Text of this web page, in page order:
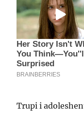
Trupi i